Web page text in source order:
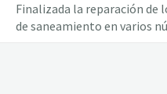
Finalizada la reparación de
de saneamiento en varios